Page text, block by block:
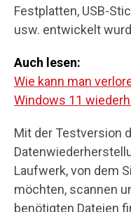
Festplatten, USB-
usw. entwickelt
Auch lesen:
Wie kann man
Windows 11
Mit der Testversion
Laufwerk, von dem
möchten, scannen
benötigten Dateien